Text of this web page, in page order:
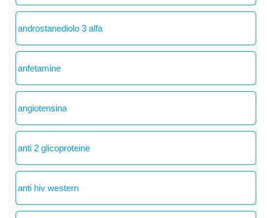
androstanediolo 3 alfa
anfetamine
angiotensina
anti 2 glicoproteine
anti hiv western